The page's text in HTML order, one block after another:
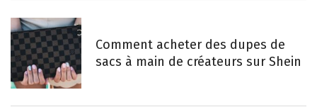
Comment acheter des dupes de
sacs à main de créateurs sur Shein